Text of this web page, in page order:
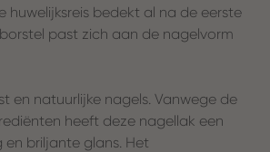
huwelijksreis bedekt al na de eerste
past zich aan de nagelvorm
en natuurlijke nagels. Vanwege de
heeft deze nagellak een
en briljante glans. Het